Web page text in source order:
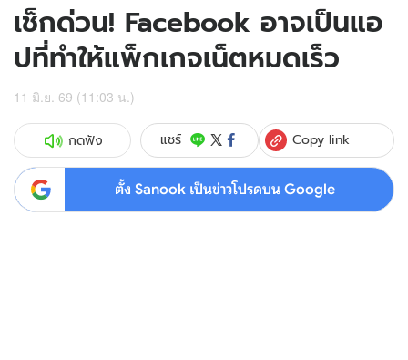
เช็กด่วน! Facebook อาจเป็นแอ
ปที่ทำให้แพ็กเกจเน็ตหมดเร็ว
11 มิ.ย. 69 (11:03 น.)
กดฟัง แชร์ Copy link
ตั้ง Sanook เป็นข่าวโปรดบน Google